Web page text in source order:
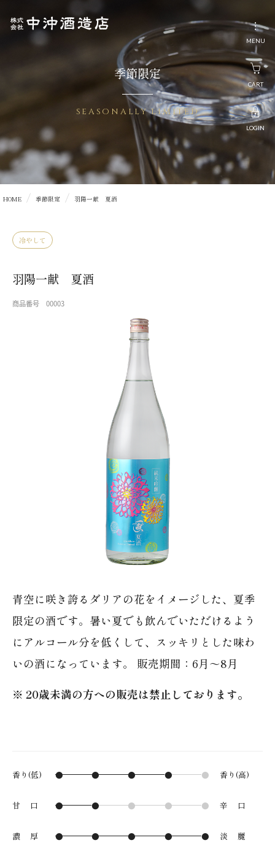
MENU
CART
LOGIN
イ
ト
番
商
品
Ａ
Ｈ
Ｕ
Ｔ
ズ
会
社
概
お
用
季節限定
SEASONALLY LIMITED
HOME 季節限定 羽陽一献 夏酒
冷やして
羽陽一献 夏酒
商品番号 00003
青空に咲き誇るダリアの花をイメージした、夏季
限定の酒です。暑い夏でも飲んでいただけるよう
にアルコール分を低くして、スッキリとした味わ
いの酒になっています。 販売期間：6月～8月
※ 20歳未満の方への販売は禁止しております。
香り(低) ● ● ● ● ● 香り(高)
甘 口 ● ● ● ● ● 辛 口
濃 厚 ● ● ● ● ● 淡 麗